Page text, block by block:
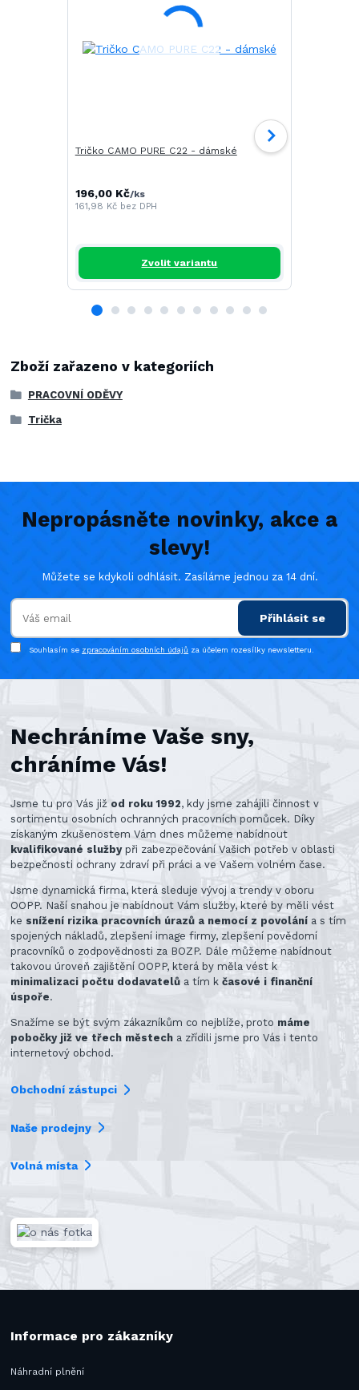
Tričko CAMO PURE C22 - dámské
196,00 Kč/ks
161,98 Kč bez DPH
Zvolit variantu
Zboží zařazeno v kategoriích
PRACOVNÍ ODĚVY
Trička
Nepropásněte novinky, akce a
slevy!
Můžete se kdykoli odhlásit. Zasíláme jednou za 14 dní.
Přihlásit se
Souhlasím se zpracováním osobních údajů za účelem rozesílky newsletteru.
Nechráníme Vaše sny,
chráníme Vás!
Jsme tu pro Vás již od roku 1992, kdy jsme zahájili činnost v
sortimentu osobních ochranných pracovních pomůcek. Díky
získaným zkušenostem Vám dnes můžeme nabídnout
kvalifikované službypři zabezpečování Vašich potřeb v oblasti
bezpečnosti ochrany zdraví při práci a ve Vašem volném čase.
Jsme dynamická firma, která sleduje vývoj a trendy v oboru
OOPP. Naší snahou je nabídnout Vám služby, které by měli vést
ke snížení rizika pracovních úrazů a nemocí z povolání a s tím
spojených nákladů, zlepšení image firmy, zlepšení povědomí
pracovníků o zodpovědnosti za BOZP. Dále můžeme nabídnout
takovou úroveň zajištění OOPP, která by měla vést k
minimalizaci počtu dodavatelů a tím kčasové i finanční
úspoře.
Snažíme se být svým zákazníkům co nejblíže, proto máme
pobočky již ve třech městech a zřídili jsme pro Vás i tento
internetový obchod.
Obchodní zástupci
Naše prodejny
Volná místa
Informace pro zákazníky
Náhradní plnění